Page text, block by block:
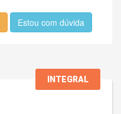
Estou com dúvida
INTEGRAL